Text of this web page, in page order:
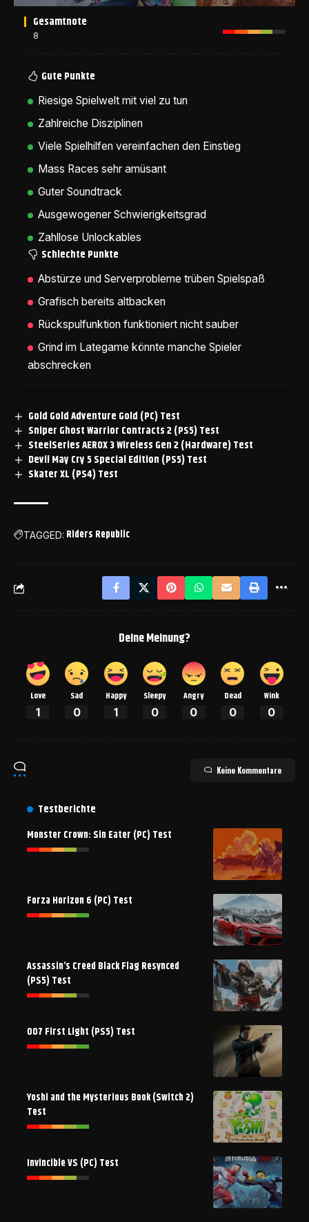
Gesamtnote
8
Gute Punkte
Riesige Spielwelt mit viel zu tun
Zahlreiche Disziplinen
Viele Spielhilfen vereinfachen den Einstieg
Mass Races sehr amüsant
Guter Soundtrack
Ausgewogener Schwierigkeitsgrad
Zahllose Unlockables
Schlechte Punkte
Abstürze und Serverprobleme trüben Spielspaß
Grafisch bereits altbacken
Rückspulfunktion funktioniert nicht sauber
Grind im Lategame könnte manche Spieler
abschrecken
Gold Gold Adventure Gold (PC) Test
Sniper Ghost Warrior Contracts 2 (PS5) Test
SteelSeries AEROX 3 Wireless Gen 2 (Hardware) Test
Devil May Cry 5 Special Edition (PS5) Test
Skater XL (PS4) Test
TAGGED: Riders Republic
Deine Meinung?
Love
1
Sad
0
Happy
1
Sleepy
0
Angry
0
Dead
0
Wink
0
Keine Kommentare
Testberichte
Monster Crown: Sin Eater (PC) Test
Forza Horizon 6 (PC) Test
Assassin’s Creed Black Flag Resynced
(PS5) Test
007 First Light (PS5) Test
Yoshi and the Mysterious Book (Switch 2)
Test
Invincible VS (PC) Test